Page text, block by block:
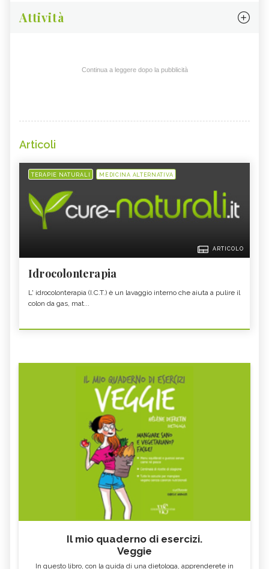
Attività
Continua a leggere dopo la pubblicità
Articoli
TERAPIE NATURALI MEDICINA ALTERNATIVA
ARTICOLO
Idrocolonterapia
L' idrocolonterapia (I.C.T.) è un lavaggio interno che aiuta a pulire il
colon da gas, mat...
Il mio quaderno di esercizi.
Veggie
In questo libro, con la guida di una dietologa, apprenderete in